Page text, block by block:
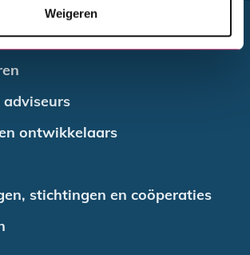
Weigeren
adviseurs
ontwikkelaars
stichtingen en coöperaties